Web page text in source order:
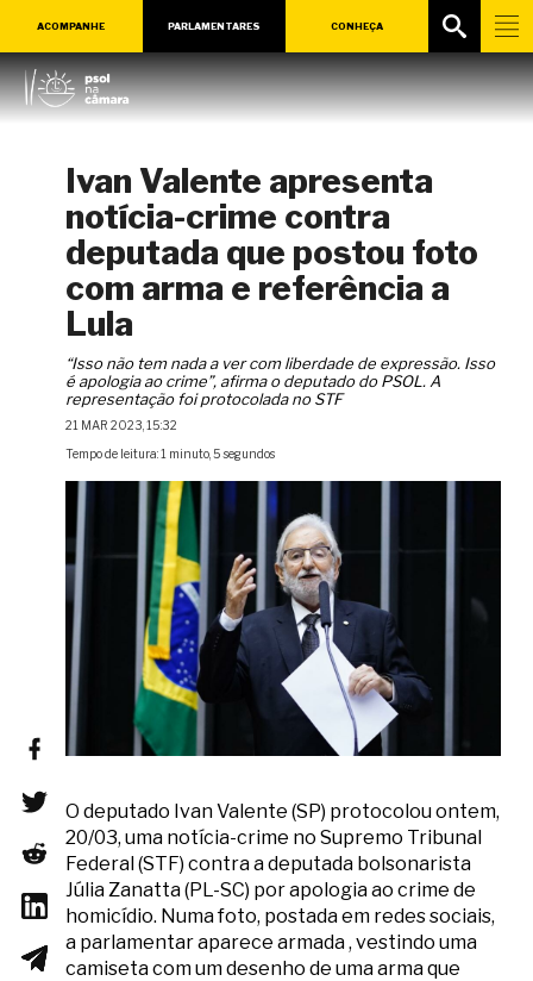
ACOMPANHE PARLAMENTARES CONHEÇA
Ivan Valente apresenta
notícia-crime contra
deputada que postou foto
com arma e referência a
Lula
“Isso não tem nada a ver com liberdade de expressão. Isso
é apologia ao crime”, afirma o deputado do PSOL. A
representação foi protocolada no STF
21 MAR 2023, 15:32
Tempo de leitura: 1 minuto, 5 segundos
O deputado Ivan Valente (SP) protocolou ontem,
20/03, uma notícia-crime no Supremo Tribunal
Federal (STF) contra a deputada bolsonarista
Júlia Zanatta (PL-SC) por apologia ao crime de
homicídio. Numa foto, postada em redes sociais,
a parlamentar aparece armada , vestindo uma
camiseta com um desenho de uma arma que